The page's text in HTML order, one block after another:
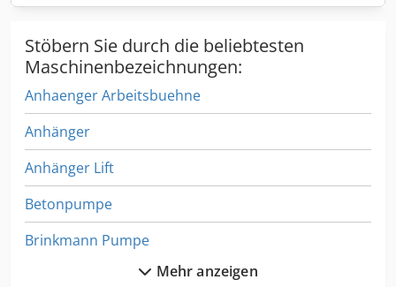
Stöbern Sie durch die beliebtesten
Maschinenbezeichnungen:
Anhaenger Arbeitsbuehne
Anhänger
Anhänger Lift
Betonpumpe
Brinkmann Pumpe
Diesel Tankanlage
Mehr anzeigen